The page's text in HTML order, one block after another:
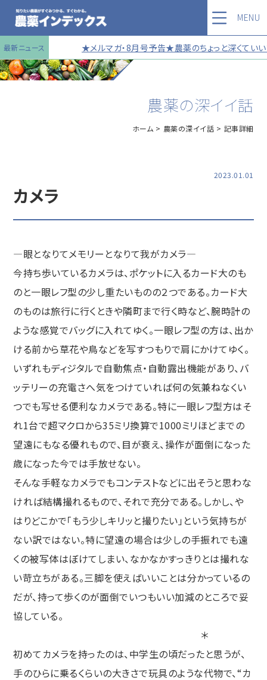
最新ニュース ★メルマガ・8月号予告★農薬のちょっと深くて
MENU
農薬の深イイ話
ホーム 農薬の深イイ話 記事詳細
2023.01.01
カメラ
―眼となりてメモリーとなりて我がカメラ―
今持ち歩いているカメラは、ポケットに入るカード大のも
のと一眼レフ型の少し重たいものの２つである。カード大
のものは旅行に行くときや隣町まで行く時など、腕時計の
ような感覚でバッグに入れてゆく。一眼レフ型の方は、出か
ける前から草花や鳥などを写すつもりで肩にかけてゆく。
いずれもディジタルで自動焦点・自動露出機能があり、バ
ッテリーの充電さへ気をつけていれば何の気兼ねなくい
つでも写せる便利なカメラである。特に一眼レフ型方はそ
れ1台で超マクロから35ミリ換算で1000ミリほどまでの
望遠にもなる優れもので、目が衰え、操作が面倒になった
歳になった今では手放せない。
そんな手軽なカメラでもコンテストなどに出そうと思わな
ければ結構撮れるもので、それで充分である。しかし、や
はりどこかで「もう少しキリッと撮りたい」という気持ちが
ない訳ではない。特に望遠の場合は少しの手振れでも遠
くの被写体はぼけてしまい、なかなかすっきりとは撮れな
い苛立ちがある。三脚を使えばいいことは分かっているの
だが、持って歩くのが面倒でいつもいい加減のところで妥
協している。
＊
初めてカメラを持ったのは、中学生の頃だったと思うが、
手のひらに乗るくらいの大きさで玩具のような代物で、“カ